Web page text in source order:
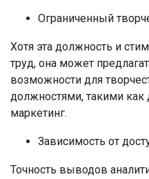
Ограниченный
Хотя эта должность и
труд, она может
возможности для
должностями, такими как
маркетинг.
Зависимость от
Точность выводов